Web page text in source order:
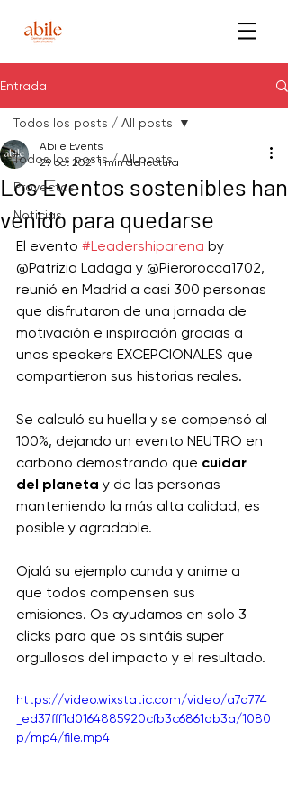
Entrada
Todos los posts / All posts
Proyectos
Noticias
Todos los posts / All posts
Los Eventos sostenibles han
venido para quedarse
Abile Events
29 oct 2021 1 min de lectura
El evento #Leadershiparena by
@Patrizia Ladaga y @Pierorocca1702,
reunió en Madrid a casi 300 personas
que disfrutaron de una jornada de
motivación e inspiración gracias a
unos speakers EXCEPCIONALES que
compartieron sus historias reales.
Se calculó su huella y se compensó al
100%, dejando un evento NEUTRO en
carbono demostrando que cuidar
del planeta y de las personas
manteniendo la más alta calidad, es
posible y agradable.
Ojalá su ejemplo cunda y anime a
que todos compensen sus
emisiones. Os ayudamos en solo 3
clicks para que os sintáis super
orgullosos del impacto y el resultado.
https://video.wixstatic.com/video/a7a774
_ed37fff1d0164885920cfb3c6861ab3a/1080
p/mp4/file.mp4